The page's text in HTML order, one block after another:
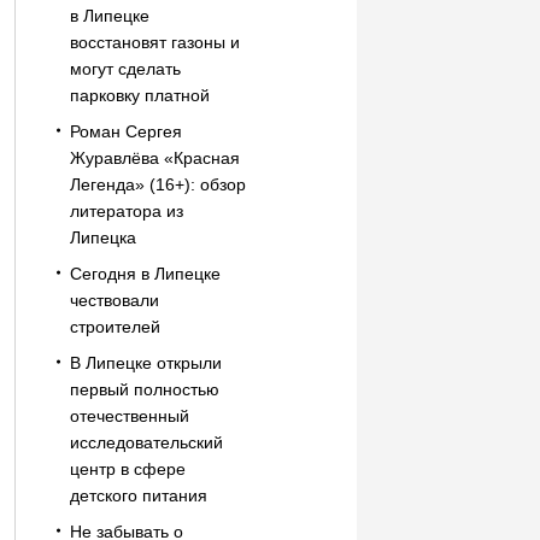
в Липецке
восстановят газоны и
могут сделать
парковку платной
Роман Сергея
Журавлёва «Красная
Легенда» (16+): обзор
литератора из
Липецка
Сегодня в Липецке
чествовали
строителей
В Липецке открыли
первый полностью
отечественный
исследовательский
центр в сфере
детского питания
Не забывать о